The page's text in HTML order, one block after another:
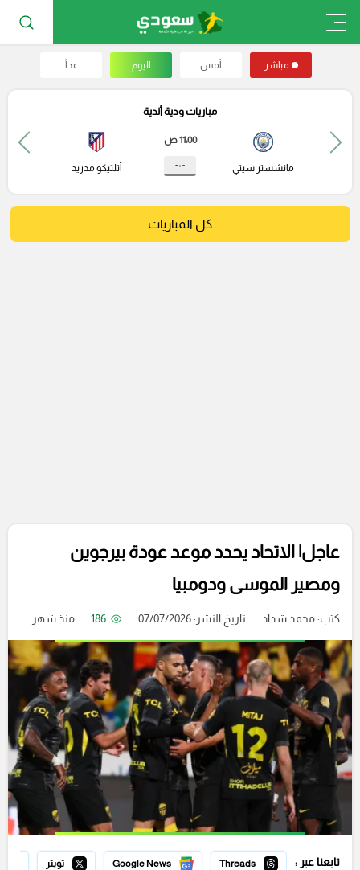
مباشر أمس اليوم غداً
مباريات ودية أندية
مانشستر سيتي
11:00 ص
- : - أتلتيكو مدريد
كل المباريات
عاجل| الاتحاد يحدد موعد عودة بيرجوين
ومصير الموسى ودومبيا
كتب:محمد شداد تاريخ النشر: 07/07/2026 186 منذ شهر
تابعنا عبر : Threads
Google News تويتر